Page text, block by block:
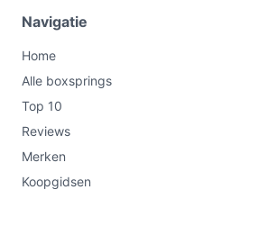
Navigatie
Home
Alle boxsprings
Top 10
Reviews
Merken
Koopgidsen